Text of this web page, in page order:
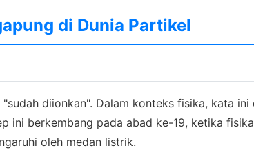
di Dunia Partikel
diionkan". Dalam konteks fisika, kata
ini berkembang pada abad ke-19, ketika
oleh medan listrik.